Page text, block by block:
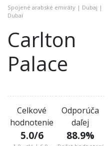
Spojené arabské emiráty | Dubaj |
Dubai
Carlton
Palace
Celkové
hodnotenie
5.0/6
Odporúča
daľej
88.9%